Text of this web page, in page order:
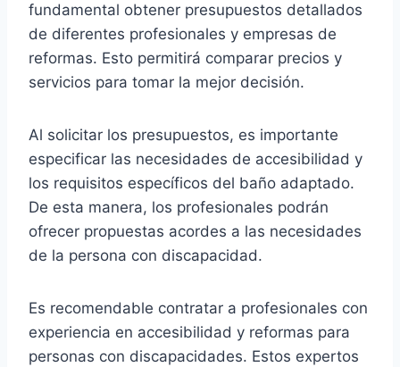
fundamental obtener presupuestos detallados
de diferentes profesionales y empresas de
reformas. Esto permitirá comparar precios y
servicios para tomar la mejor decisión.
Al solicitar los presupuestos, es importante
especificar las necesidades de accesibilidad y
los requisitos específicos del baño adaptado.
De esta manera, los profesionales podrán
ofrecer propuestas acordes a las necesidades
de la persona con discapacidad.
Es recomendable contratar a profesionales con
experiencia en accesibilidad y reformas para
personas con discapacidades. Estos expertos